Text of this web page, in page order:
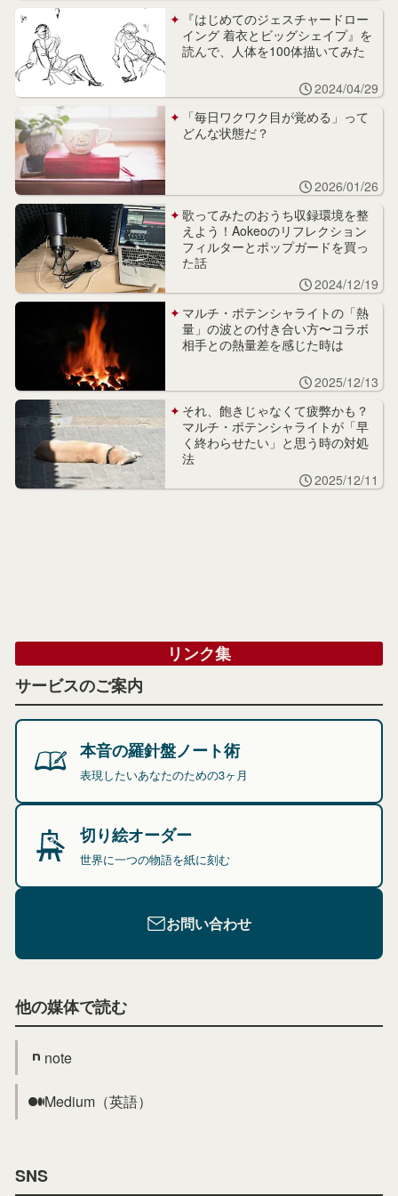
『はじめてのジェスチャードロー
イング 着衣とビッグシェイプ』を
読んで、人体を100体描いてみた
2024/04/29
「毎日ワクワク目が覚める」って
どんな状態だ？
2026/01/26
歌ってみたのおうち収録環境を整
えよう！Aokeoのリフレクション
フィルターとポップガードを買っ
た話
2024/12/19
マルチ・ポテンシャライトの「熱
量」の波との付き合い方〜コラボ
相手との熱量差を感じた時は
2025/12/13
それ、飽きじゃなくて疲弊かも？
マルチ・ポテンシャライトが「早
く終わらせたい」と思う時の対処
法
2025/12/11
リンク集
サービスのご案内
本音の羅針盤ノート術
表現したいあなたのための3ヶ月
切り絵オーダー
世界に一つの物語を紙に刻む
お問い合わせ
他の媒体で読む
note
Medium（英語）
SNS